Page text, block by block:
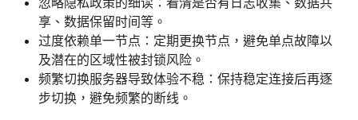
享、数据保留时间等。
过度依赖单一节点：定期更换节点，避免单点故障以
及潜在的区域性被封锁风险。
频繁切换服务器导致体验不稳：保持稳定连接后再逐
步切换，避免频繁的断线。